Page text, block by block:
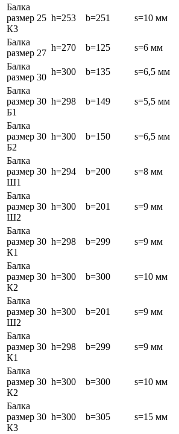
Балка
размер 25
К3
h=253 b=251 s=10 мм
Балка
размер 27
h=270 b=125 s=6 мм
Балка
размер 30
h=300 b=135 s=6,5 мм
Балка
размер 30
Б1
h=298 b=149 s=5,5 мм
Балка
размер 30
Б2
h=300 b=150 s=6,5 мм
Балка
размер 30
Ш1
h=294 b=200 s=8 мм
Балка
размер 30
Ш2
h=300 b=201 s=9 мм
Балка
размер 30
К1
h=298 b=299 s=9 мм
Балка
размер 30
К2
h=300 b=300 s=10 мм
Балка
размер 30
Ш2
h=300 b=201 s=9 мм
Балка
размер 30
К1
h=298 b=299 s=9 мм
Балка
размер 30
К2
h=300 b=300 s=10 мм
Балка
размер 30
К3
h=300 b=305 s=15 мм